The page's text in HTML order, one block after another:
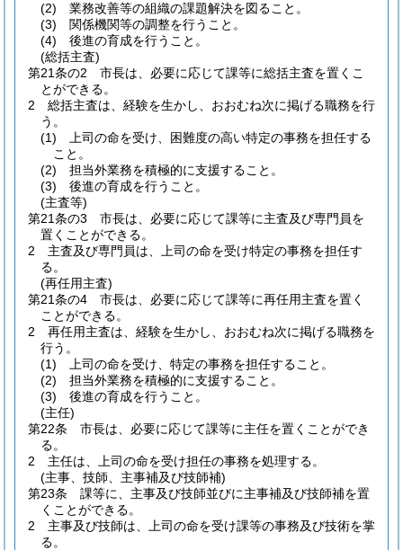
(2)
業務改善等の組織の課題解決を図ること。
(3)
関係機関等の調整を行うこと。
(4)
後進の育成を行うこと。
(総括主査)
第21条の2
市長は、必要に応じて課等に総括主査を置くこ
とができる。
2
総括主査は、経験を生かし、おおむね次に掲げる職務を行
う。
(1)
上司の命を受け、困難度の高い特定の事務を担任する
こと。
(2)
担当外業務を積極的に支援すること。
(3)
後進の育成を行うこと。
(主査等)
第21条の3
市長は、必要に応じて課等に主査及び専門員を
置くことができる。
2
主査及び専門員は、上司の命を受け特定の事務を担任す
る。
(再任用主査)
第21条の4
市長は、必要に応じて課等に再任用主査を置く
ことができる。
2
再任用主査は、経験を生かし、おおむね次に掲げる職務を
行う。
(1)
上司の命を受け、特定の事務を担任すること。
(2)
担当外業務を積極的に支援すること。
(3)
後進の育成を行うこと。
(主任)
第22条
市長は、必要に応じて課等に主任を置くことができ
る。
2
主任は、上司の命を受け担任の事務を処理する。
(主事、技師、主事補及び技師補)
第23条
課等に、主事及び技師並びに主事補及び技師補を置
くことができる。
2
主事及び技師は、上司の命を受け課等の事務及び技術を掌
る。